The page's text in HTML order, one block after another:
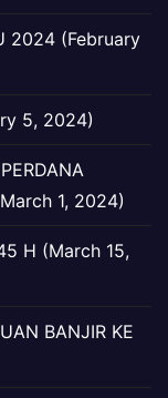
2024 (February
5, 2024)
1, 2024)
H (March 15,
BANJIR KE